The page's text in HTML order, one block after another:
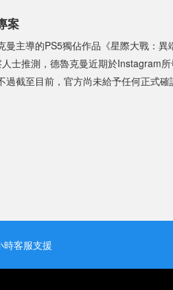
案
曼主導的PS5獨佔作品《星際大戰：
士推測，德魯克曼近期於Instagram
截至目前，官方尚未給予任何正式確
客服支援